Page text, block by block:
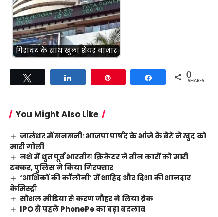
गिरावट के साथ खुला शेयर बाजार
Share 0
SHARES
You Might Also Like
जालंधर में सनसनी: भाजपा पार्षद के भांजे के बेटे ने खुद को
मारी गोली
नशे में धुत पूर्व भारतीय क्रिकेटर ने तीन कारों को मारी
टक्कर, पुलिस ने किया गिरफ्तार
‘आशिकों की कॉलोनी’ में शाहिद और दिशा की शानदार
केमिस्ट्री
सोशल मीडिया से करण जौहर ने लिया ब्रेक
IPO से पहले PhonePe का बड़ा बदलाव